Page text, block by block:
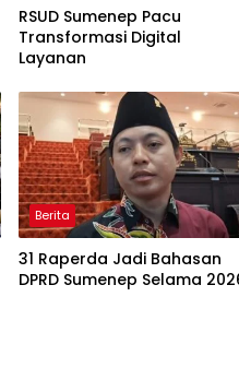
RSUD Sumenep Pacu
Transformasi Digital
Layanan
Berita
31 Raperda Jadi Bahasan
DPRD Sumenep Selama